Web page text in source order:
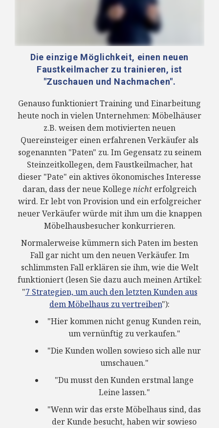
Die einzige Möglichkeit, einen neuen
Faustkeilmacher zu trainieren, ist
"Zuschauen und Nachmachen".
Genauso funktioniert Training und Einarbeitung
heute noch in vielen Unternehmen: Möbelhäuser
z.B. weisen dem motivierten neuen
Quereinsteiger einen erfahrenen Verkäufer als
sogenannten "Paten" zu. Im Gegensatz zu seinem
Steinzeitkollegen, dem Faustkeilmacher, hat
dieser "Pate" ein aktives ökonomisches Interesse
daran, dass der neue Kollege nicht erfolgreich
wird. Er lebt von Provision und ein erfolgreicher
neuer Verkäufer würde mit ihm um die knappen
Möbelhausbesucher konkurrieren.
Normalerweise kümmern sich Paten im besten
Fall gar nicht um den neuen Verkäufer. Im
schlimmsten Fall erklären sie ihm, wie die Welt
funktioniert (lesen Sie dazu auch meinen Artikel:
"7 Strategien, um auch den letzten Kunden aus
dem Möbelhaus zu vertreiben"):
"Hier kommen nicht genug Kunden rein,
um vernünftig zu verkaufen."
"Die Kunden wollen sowieso sich alle nur
umschauen."
"Du musst den Kunden erstmal lange
Leine lassen."
"Wenn wir das erste Möbelhaus sind, das
der Kunde besucht, haben wir sowieso